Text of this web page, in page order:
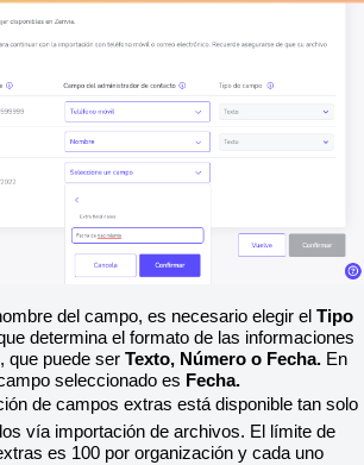
del campo, es necesario elegir el Tipo
determina el formato de las informaciones
que puede ser Texto, Número o Fecha. En
seleccionado es Fecha.
de campos extras está disponible tan solo
vía importación de archivos. El límite de
es 100 por organización y cada uno